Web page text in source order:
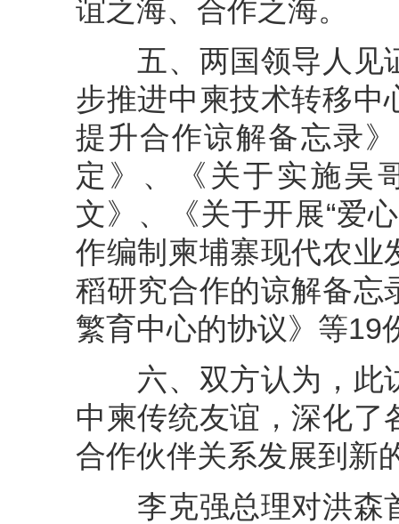
谊之海、合作之海。
五、两国领导人见
步推进中柬技术转移中
提升合作谅解备忘录
定》、《关于实施吴
文》、《关于开展“爱
作编制柬埔寨现代农业
稻研究合作的谅解备忘
繁育中心的协议》等19
六、双方认为，此
中柬传统友谊，深化了
合作伙伴关系发展到新
李克强总理对洪森